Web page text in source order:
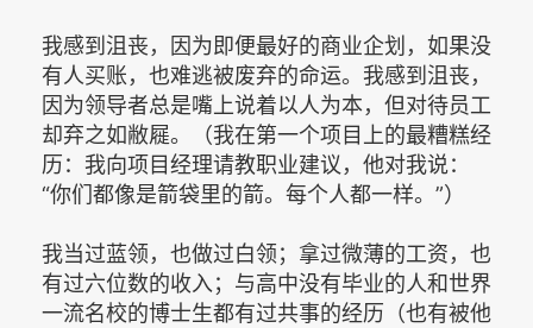
我感到沮丧，因为即便最好的商业企划，如果没
有人买账，也难逃被废弃的命运。我感到沮丧，
因为领导者总是嘴上说着以人为本，但对待员工
却弃之如敝屣。（我在第一个项目上的最糟糕经
历：我向项目经理请教职业建议，他对我说：
“你们都像是箭袋里的箭。每个人都一样。”）
我当过蓝领，也做过白领；拿过微薄的工资，也
有过六位数的收入；与高中没有毕业的人和世界
一流名校的博士生都有过共事的经历（也有被他